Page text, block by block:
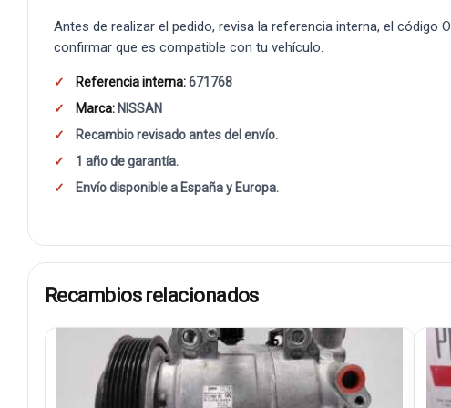
Antes de realizar el pedido, revisa la referencia interna, el código
confirmar que es compatible con tu vehículo.
Referencia interna:671768
Marca: NISSAN
Recambio revisado antes del envío.
1 año de garantía.
Envío disponible a España y Europa.
Recambios relacionados